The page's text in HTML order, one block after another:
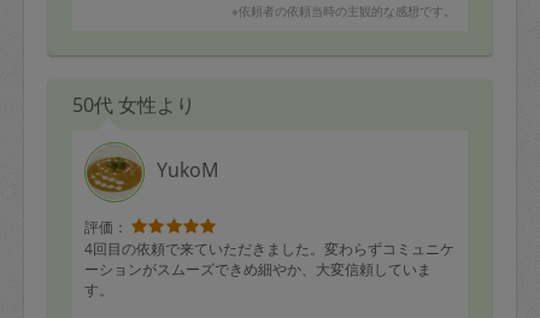
※依頼者の依頼当時の主観的な感想です。
50代 女性より
YukoM
評価：
4回目の依頼で来ていただきました。変わらずコミュニケ
ーションがスムーズできめ細やか、大変信頼していま
す。